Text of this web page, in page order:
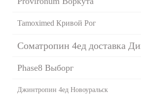
Tamoximed Кривой Рог
Cоматропин 4ед доставка
Phase8 Выборг
Джинтропин 4ед Новоуральск